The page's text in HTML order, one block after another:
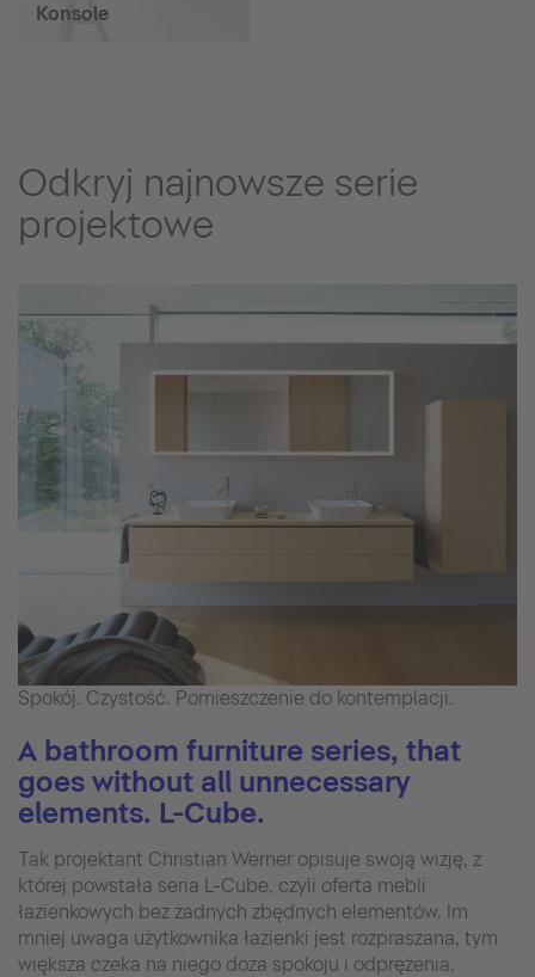
Konsole
Odkryj najnowsze serie
projektowe
Spokój. Czystość. Pomieszczenie do kontemplacji.
A bathroom furniture series, that
goes without all unnecessary
elements. L-Cube.
Tak projektant Christian Werner opisuje swoją wizję, z
której powstała seria L-Cube, czyli oferta mebli
łazienkowych bez żadnych zbędnych elementów. Im
mniej uwaga użytkownika łazienki jest rozpraszana, tym
większa czeka na niego doza spokoju i odprężenia.